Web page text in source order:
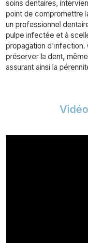
soins dentaires,
point de compromettre
un professionnel
pulpe infectée et à
propagation d'infection.
préserver la dent,
assurant ainsi la